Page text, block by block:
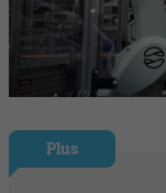
Plus